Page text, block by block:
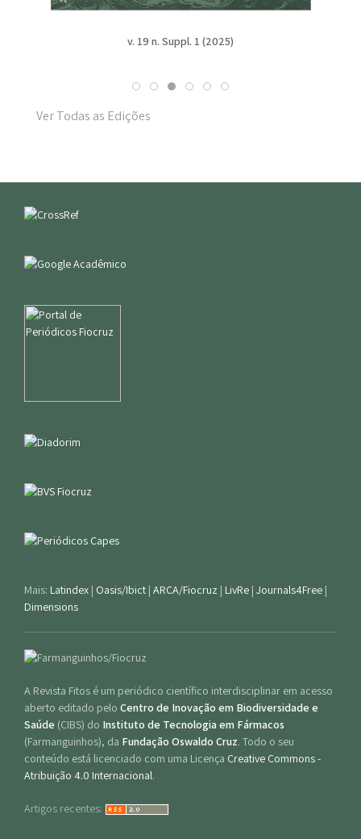
v. 19 n. Suppl. 1 (2025)
Ver Todas as Edições
Mais: Latindex | Oasis/Ibict | ARCA/Fiocruz | LivRe | Journals4Free |
Dimensions
A Revista Fitos é um periódico científico interdisciplinar em acesso
aberto editado pelo Centro de Inovação em Biodiversidade e
Saúde (CIBS) do Instituto de Tecnologia em Fármacos
(Farmanguinhos), da Fundação Oswaldo Cruz. Todo o seu
conteúdo está licenciado com uma Licença Creative Commons -
Atribuição 4.0 Internacional.
Artigos recentes: